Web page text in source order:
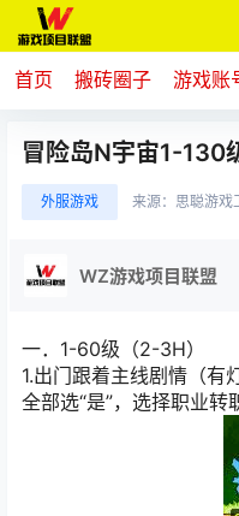
首页 搬砖圈子 游戏账
冒险岛N宇宙1-130
外服游戏 来源： 思聪游戏
WZ游戏项目联盟
一．1-60级（2-3H）
1.出门跟着主线剧情（有
全部选“是”，选择职业转